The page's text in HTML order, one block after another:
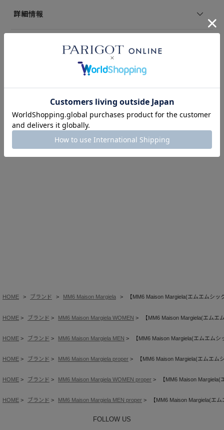
--------------------------------
※コーディネートアイテムは別売りとなります。
※写真は実際のカラーと若干相違する場合がございます。あらかじめ
ご了承ください。
※サイズ表記は弊社規定によるものを表示しております。
詳細情報
このアイテムを見た人はこの商品もチェックしています
HOME ブランド MM6 Maison Margiela 【MM6 Maison Margiela(エムエムシ
HOME ブランド MM6 Maison Margiela WOMEN 【MM6 Maison Margiela(エム
HOME ブランド MM6 Maison Margiela MEN 【MM6 Maison Margiela(エムエム
HOME ブランド MM6 Maison Margiela proper 【MM6 Maison Margiela(エムエ
HOME ブランド MM6 Maison Margiela WOMEN proper 【MM6 Maison
HOME ブランド MM6 Maison Margiela MEN proper 【MM6 Maison Margiela(エ
FOLLOW US